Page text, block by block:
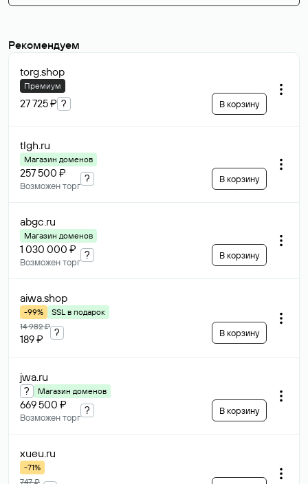
Рекомендуем
torg.shop
Премиум
27 725 ₽ ? В корзину
tlgh.ru
Магазин доменов
257 500 ₽
Возможен торг
? В корзину
abgc.ru
Магазин доменов
1 030 000 ₽
Возможен торг
? В корзину
aiwa.shop
-99%
SSL в подарок
14 982 ₽
189 ₽
? В корзину
jwa.ru
? Магазин доменов
669 500 ₽
Возможен торг
? В корзину
xueu.ru
-71%
747 ₽